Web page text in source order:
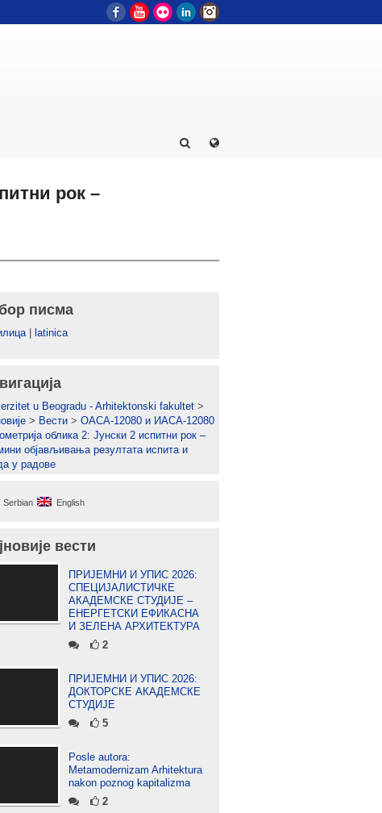
FacebookYouTube
Flickr LinkedIn
рок –
писма
| latinica
u Beogradu - Arhitektonski fakultet >
> Вести > ОАСА-12080 и ИАСА-12080
облика 2: Јунски 2 испитни рок –
објављивања резултата испита и
у радове
Serbian English
вести
ПРИЈЕМНИ И УПИС 2026:
СПЕЦИЈАЛИСТИЧКЕ
АКАДЕМСКЕ СТУДИЈЕ –
ЕНЕРГЕТСКИ ЕФИКАСНА
И ЗЕЛЕНА АРХИТЕКТУРА
2
ПРИЈЕМНИ И УПИС 2026:
ДОКТОРСКЕ АКАДЕМСКЕ
СТУДИЈЕ
5
Posle autora:
Metamodernizam Arhitektura
nakon poznog kapitalizma
2